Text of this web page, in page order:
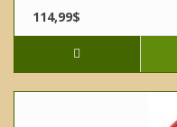
114,99$